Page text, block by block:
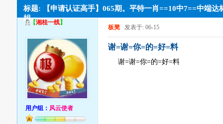
标题: 【申请认证高手】065期。平特一肖==10中7==中端达
姐。。
【湘桂一线】
用户组： 风云使者
板凳 发表于: 06-15
谢=谢=你=的=好=料
谢=谢=你=的=好=料